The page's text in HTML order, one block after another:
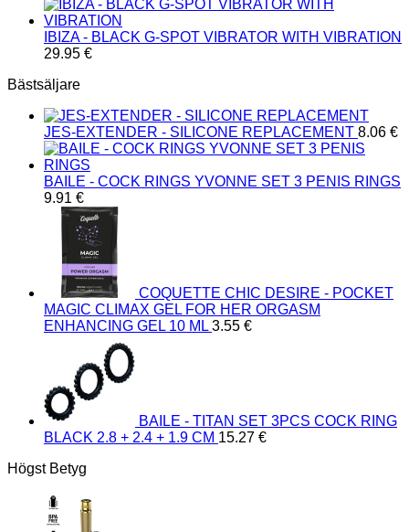
IBIZA - BLACK G-SPOT VIBRATOR WITH VIBRATION
29.95 €
Bästsäljare
JES-EXTENDER - SILICONE REPLACEMENT 8.06 €
BAILE - COCK RINGS YVONNE SET 3 PENIS RINGS
9.91 €
COQUETTE CHIC DESIRE - POCKET
MAGIC CLIMAX GEL FOR HER ORGASM
ENHANCING GEL 10 ML 3.55 €
BAILE - TITAN SET 3PCS COCK RING
BLACK 2.8 + 2.4 + 1.9 CM 15.27 €
Högst Betyg